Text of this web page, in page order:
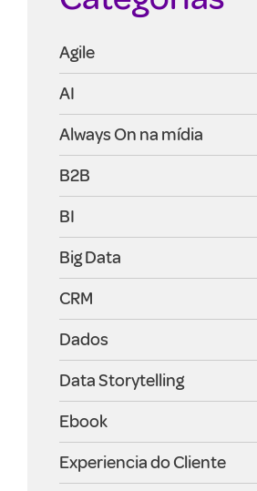
Agile
AI
Always On na mídia
B2B
BI
Big Data
CRM
Dados
Data Storytelling
Ebook
Experiencia do Cliente